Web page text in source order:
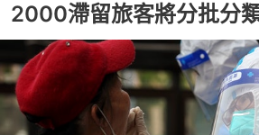
2000滯留旅客將分批分